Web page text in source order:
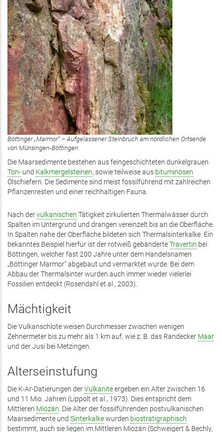
Böttinger „Marmor“ – Aufgelassener Steinbruch am nördlichen Ortsende
von Münsingen-Böttingen
Die Maarsedimente bestehen aus feingeschichteten dunkelgrauen
Ton- und Kalkmergelsteinen, sowie teilweise aus bituminösen
Ölschiefern. Die Sedimente sind meist fossilführend mit zahlreichen
Pflanzenresten und einer reichhaltigen Fauna.
Nach dervulkanischen Tätigkeit zirkulierten Thermalwässer durch
Spalten im Untergrund und drangen vereinzelt bis an die Oberfläche.
In Spalten nahe der Oberfläche bildeten sich Thermalsinterkalke. Ein
bekanntes Beispiel hierfür ist der rotweiß gebänderteTravertin bei
Böttingen, welcher fast 200 Jahre unter dem Handelsnamen
„Böttinger Marmor“ abgebaut und vermarktet wurde. Bei dem
Abbau der Thermalsinter wurden auch immer wieder vielerlei
Fossilien entdeckt (Rosendahl et al., 2003).
Mächtigkeit
Die Vulkanschlote weisen Durchmesser zwischen wenigen
Zehnermeter bis zu mehr als 1 km auf, wie z. B. das Randecker Maar
und der Jusi bei Metzingen.
Alterseinstufung
Die K-Ar-Datierungen derVulkaniteergeben ein Alter zwischen 16
und 11 Mio. Jahren (Lippolt et al., 1973). Dies entspricht dem
Mittleren Miozän. Die Alter der fossilführenden postvulkanischen
Maarsedimente und Sinterkalkewurden biostratigraphisch
bestimmt, auch sie liegen im Mittleren Miozän (Schweigert & Bechly,